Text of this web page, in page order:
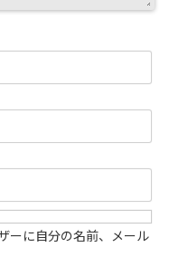
ーに自分の名前、メール